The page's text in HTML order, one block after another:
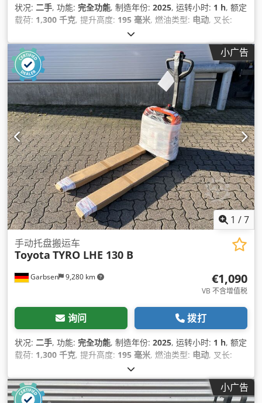
状况: 二手, 功能: 完全功能, 制造年份: 2025, 运转小时: 1 h, 额定
载荷: 1,300 千克, 提升高度: 195 毫米, 燃油类型: 电动, 叉长:
145 千克, 总长度:
Elektro, 施工宽度:540 毫米,
小广告
1 /7
Garbsen 9,280 km
手动托盘搬运车
Toyota TYRO LHE 130 B
€1,090
VB 不含增值税
询问 拨打
状况: 二手, 功能: 完全功能, 制造年份: 2025, 运转小时: 1 h, 额定
载荷: 1,300 千克, 提升高度: 195 毫米, 燃油类型: 电动, 叉长:
145 千克, 总长度:
Elektro, 施工宽度:540 毫米,
小广告